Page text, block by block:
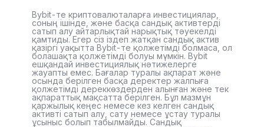
Bybit-те криптовалюталарға инвестициялар,
соның ішінде, және басқа сандық активтерді
сатып алу айтарлықтай нарықтық тәуекелді
қамтиды. Егер сіз іздеп жатқан сандық актив
қазіргі уақытта Bybit-те қолжетімді болмаса, ол
болашақта қолжетімді болуы мүмкін. Bybit
ешқандай инвестициялық нәтижелерге
жауапты емес. Бағалар туралы ақпарат және
осында берілген басқа деректер жалпыға
қолжетімді дереккөздерден алынған және тек
ақпараттық мақсатта берілген. Бұл мазмұн
қаржылық кеңес немесе кез келген сандық
активті сатып алу, сату немесе ұстау туралы
ұсыныс болып табылмайды. Сандық